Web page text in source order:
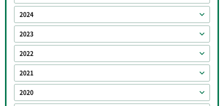
2024
2023
2022
2021
2020